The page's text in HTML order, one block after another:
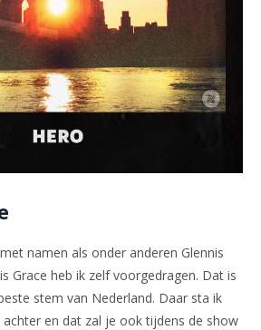
namen als onder anderen Glennis
Grace heb ik zelf voorgedragen. Dat is
stem van Nederland. Daar sta ik
en dat zal je ook tijdens de show